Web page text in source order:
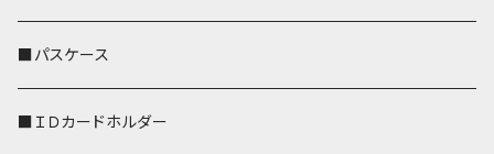
リールのみ
ストラップ付
■パスケース
■ＩＤカードホルダー